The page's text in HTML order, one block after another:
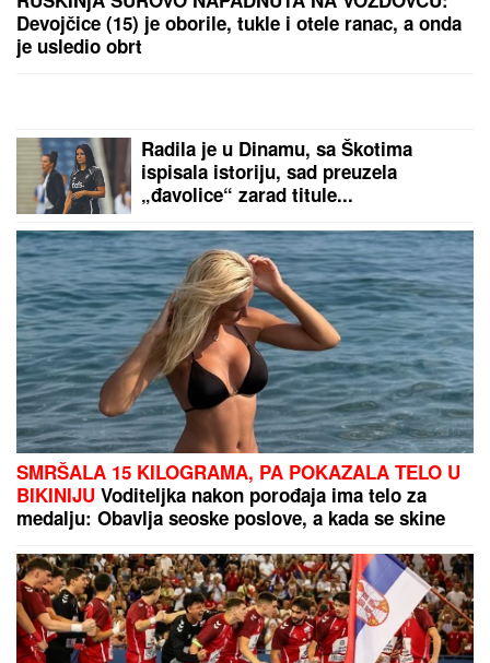
Snimak MUSLIMANSKOG PARA NA PLAŽI podelio
ISIDORA ISPRED POLICIJSKE
STANICEPrvo oglašavanje žene
Sergeja Trifunovića nakon što su
ZVALI NADLEŽNE zbog nje: "Samo
zato sam došla"
JUČE SMO PROŠLI!Evo današnjeg
3+ tiketa redakcija Tipa